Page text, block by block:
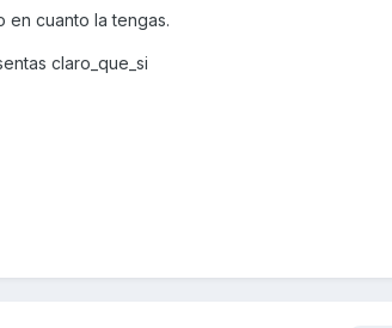
en cuanto la tengas.
claro_que_si